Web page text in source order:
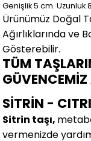
Genişlik 5 cm.Uzunluk
Ürünümüz Doğal
Ağırlıklarında ve
Gösterebilir.
TÜM
SİTRİN -
Sitrin taşı,
vermenizde